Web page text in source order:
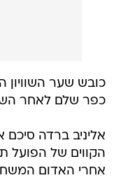
כובש שער
כפר שלם לאחר
הקווים של הפועל
אחרי האדום